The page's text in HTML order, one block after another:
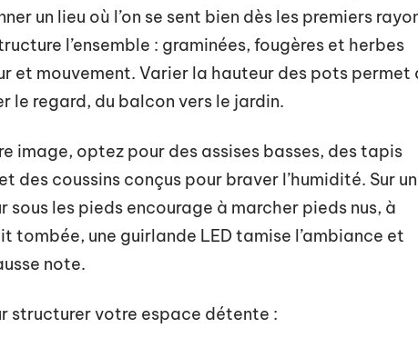
un lieu où l’on se sent bien dès les premiers
l’ensemble : graminées, fougères et herbes
et mouvement. Varier la hauteur des pots permet
le regard, du balcon vers le jardin.
image, optez pour des assises basses, des tapis
des coussins conçus pour braver l’humidité. Sur
les pieds encourage à marcher pieds nus, à
tombée, une guirlande LED tamise l’ambiance et
note.
structurer votre espace détente :